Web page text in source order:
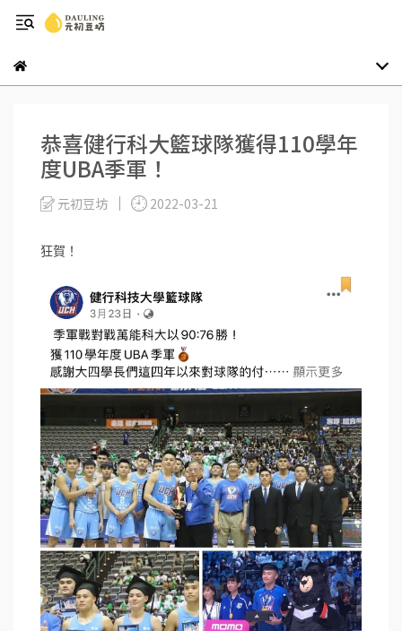
恭喜健行科大籃球隊獲得110學年
度UBA季軍！
元初豆坊 2022-03-21
狂賀！